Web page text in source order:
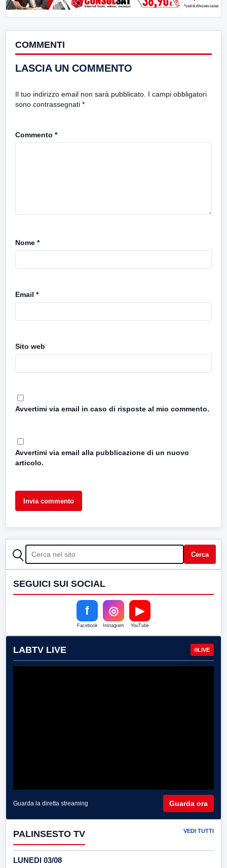
COMMENTI
LASCIA UN COMMENTO
Il tuo indirizzo email non sarà pubblicato. I campi obbligatori
sono contrassegnati *
Commento *
Nome *
Email *
Sito web
Avvertimi via email in caso di risposte al mio commento.
Avvertimi via email alla pubblicazione di un nuovo
articolo.
CERCA Cerca
SEGUICI SUI SOCIAL
f
Facebook
◎
Instagram
▶
YouTube
LABTV LIVE LIVE
Guarda la diretta streaming Guarda ora
PALINSESTO TV VEDI TUTTI
LUNEDI 03/08